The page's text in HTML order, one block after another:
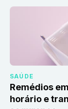
SAÚDE
Remédios
horário e